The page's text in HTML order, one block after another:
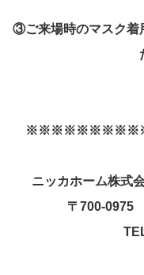
③ご来場時のマスク着
ニッカホーム株
〒 700-0975